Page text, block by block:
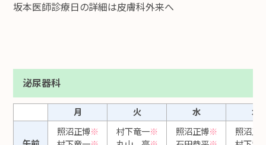
坂本医師診療日の詳細は皮膚科外来へ
泌尿器科
月 火 水 木
照沼正博※
村下竜一※
照沼正博※
照沼正